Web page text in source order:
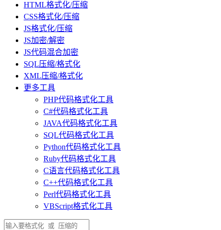
HTML格式化/压缩
CSS格式化/压缩
JS格式化/压缩
JS加密/解密
JS代码混合加密
SQL压缩/格式化
XML压缩/格式化
更多工具
PHP代码格式化工具
C#代码格式化工具
JAVA代码格式化工具
SQL代码格式化工具
Python代码格式化工具
Ruby代码格式化工具
C语言代码格式化工具
C++代码格式化工具
Perl代码格式化工具
VBScript格式化工具